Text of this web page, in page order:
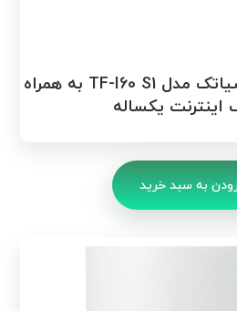
مودم 4G/TD-LTE آسیاتک مدل TF-I60 S1 به همراه
به سبد خرید